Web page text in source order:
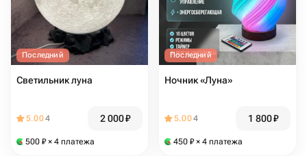
Последний
Светильник луна
5.004 2 000₽
500 ₽ × 4 платежа
Последний
Ночник «Луна»
5.004 1 800₽
450 ₽ × 4 платежа